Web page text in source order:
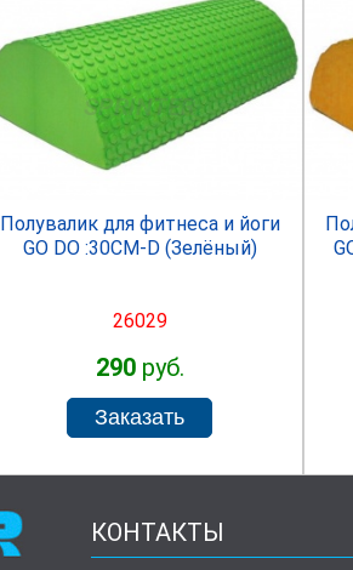
SPRINTER
Полувалик для фитнеса и йоги
GO DO :30СМ-D (Зелёный)
26029
290руб.
КОНТАКТЫ